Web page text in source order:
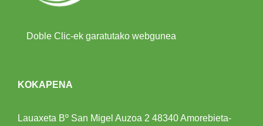
Doble Clic-ek garatutako webgunea
KOKAPENA
Lauaxeta Bº San Migel Auzoa 2 48340 Amorebieta-